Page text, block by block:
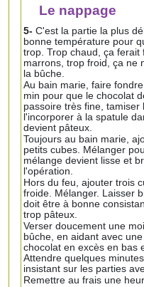
Le nappage
5- C'est la partie la plus
bonne température pour
trop. Trop chaud, ça ferait
marrons, trop froid, ça ne
la bûche.
Au bain marie, faire
min pour que le chocolat
passoire très fine, tamiser
l'incorporer à la spatule
devient pâteux.
Toujours au bain marie,
petits cubes. Mélanger
mélange devient lisse et
l'opération.
Hors du feu, ajouter trois
froide. Mélanger. Laisser
doit être à bonne
trop pâteux.
Verser doucement une
bûche, en aidant avec
chocolat en excès en bas
Attendre quelques
insistant sur les parties
Remettre au frais une